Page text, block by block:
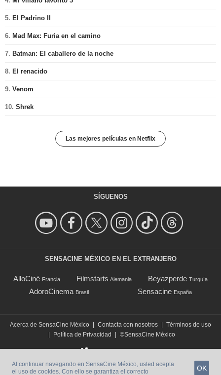
5. El Padrino II
6. Mad Max: Furia en el camino
7. Batman: El caballero de la noche
8. El renacido
9. Venom
10. Shrek
Las mejores películas en Netflix
SÍGUENOS
SENSACINE MÉXICO EN EL EXTRANJERO
AlloCiné Francia Filmstarts Alemania Beyazperde Turquía
AdoroCinema Brasil Sensacine España
Acerca de SensaCine México Contacta con nosotros
Términos de uso
Política de Privacidad ©SensaCine México
Al continuar navegando en SensaCine México, usted acepta
el uso de cookies. Con ello se garantiza el correcto
OK